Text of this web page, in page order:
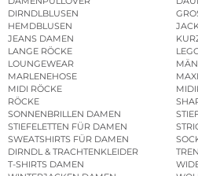
DIRNDLBLUSEN
HEMDBLUSEN
JEANS DAMEN
LANGE RÖCKE
LOUNGEWEAR
MARLENEHOSE
MIDI RÖCKE
RÖCKE
SONNENBRILLEN DAMEN
STIEFELETTEN FÜR DAMEN
SWEATSHIRTS FÜR DAMEN
DIRNDL & TRACHTENKLEIDER
T-SHIRTS DAMEN